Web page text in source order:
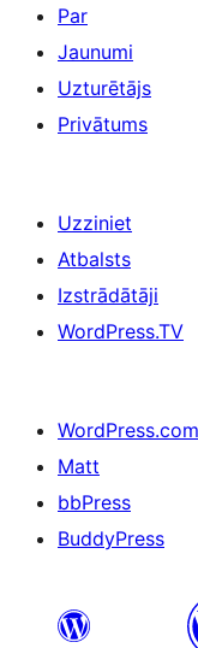
Par
Jaunumi
Uzturētājs
Privātums
Uzziniet
Atbalsts
Izstrādātāji
WordPress.TV
WordPress.com
Matt
bbPress
BuddyPress